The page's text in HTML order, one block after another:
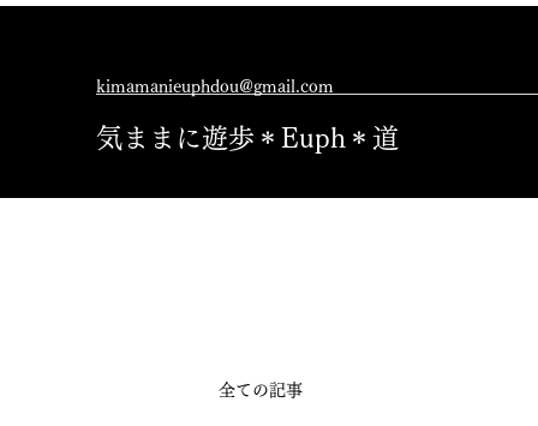
kimamanieuphdou@gmail.com
気ままに遊歩＊Euph＊道
全ての記事